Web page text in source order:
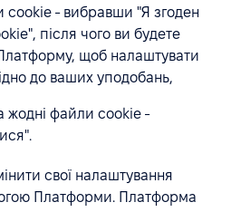
cookie - вибравши "Я згоден
після чого ви будете
щоб налаштувати
до ваших уподобань,
жодні файли cookie -
свої налаштування
Платформи. Платформа